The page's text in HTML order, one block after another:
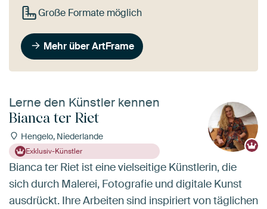
Große Formate möglich
Mehr über ArtFrame
Lerne den Künstler kennen
Bianca ter Riet
Hengelo, Niederlande
Exklusiv-Künstler
Bianca ter Riet ist eine vielseitige Künstlerin, die
sich durch Malerei, Fotografie und digitale Kunst
ausdrückt. Ihre Arbeiten sind inspiriert von täglichen